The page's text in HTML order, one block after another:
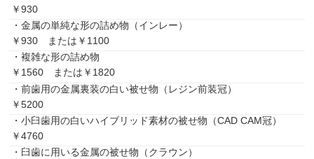
￥930
・金属の単純な形の詰め物（インレー）
￥930 または￥1100
・複雑な形の詰め物
￥1560 または￥1820
・前歯用の金属裏装の白い被せ物（レジン前装冠）
￥5200
・小臼歯用の白いハイブリッド素材の被せ物（CAD CAM冠）
￥4760
・臼歯に用いる金属の被せ物（クラウン）